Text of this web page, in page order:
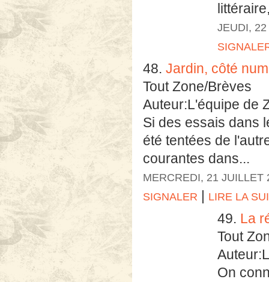
JEUDI,
48. Jardin, côté
Tout Zone/Brèves
Auteur:L'équipe de
Si des essais dans
été tentées de
courantes dans...
MERCREDI, 21 JUILLET
SIGNALER | LIRE LA
49. La
Tout
On